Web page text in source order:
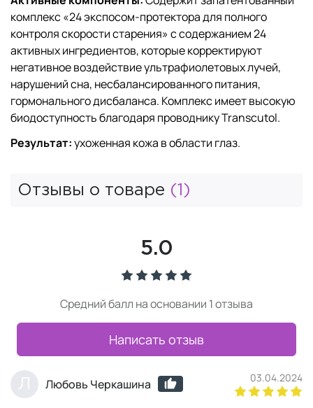
комплекс «24 экспосом-протектора для полного
контроля скорости старения» с содержанием 24
активных ингредиентов, которые корректируют
негативное воздействие ультрафиолетовых лучей,
нарушений сна, несбалансированного питания,
гормонального дисбаланса. Комплекс имеет высокую
биодоступность благодаря проводнику Transcutol.
Результат:ухоженная кожа в области глаз.
Отзывы о товаре (1)
5.0
Средний балл на основании 1 отзыва
Написать отзыв
Любовь Черкашина 03.04.2024